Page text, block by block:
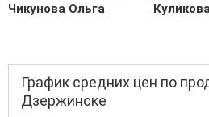
Чикунова Ольга
График средних цен по
Дзержинске